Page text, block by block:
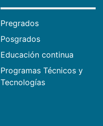
Pregrados
Posgrados
Educación continua
Programas Técnicos y
Tecnologías